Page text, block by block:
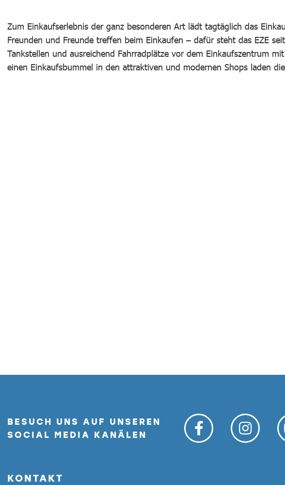
Zum Einkaufserlebnis der ganz besonderen Art lädt tagtäglich das
Freunden und Freunde treffen beim Einkaufen – dafür steht das EZE
Tankstellen und ausreichend Fahrradplätze vor dem Einkaufszentrum
einen Einkaufsbummel in den attraktiven und modernen Shops laden
BESUCH UNS AUF UNSEREN
SOCIAL MEDIA KANÄLEN
KONTAKT